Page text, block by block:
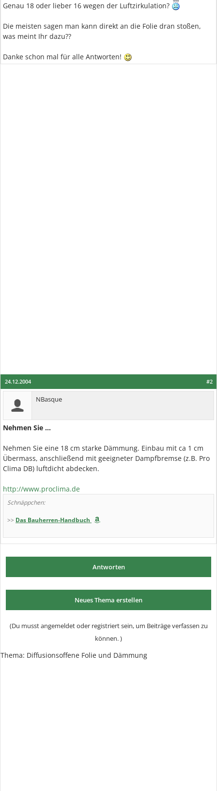
Genau 18 oder lieber 16 wegen der Luftzirkulation?
Die meisten sagen man kann direkt an die Folie dran stoßen,
was meint Ihr dazu??
Danke schon mal für alle Antworten!
#2
24.12.2004
NBasque
Nehmen Sie ...
Nehmen Sie eine 18 cm starke Dämmung. Einbau mit ca 1 cm
Übermass, anschließend mit geeigneter Dampfbremse (z.B. Pro
Clima DB) luftdicht abdecken.
http://www.proclima.de
Schnäppchen:
>> Das Bauherren-Handbuch
Antworten
Neues Thema erstellen
(Du musst angemeldet oder registriert sein, um Beiträge verfassen zu
können. )
Thema: Diffusionsoffene Folie und Dämmung